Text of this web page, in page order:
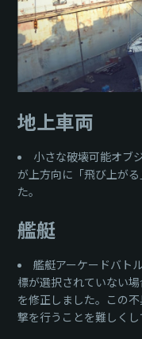
地上車両
小さな破壊可能オブ
が上方向に「飛び上が
た。
艦艇
艦艇アーケードバト
標が選択されていない
を修正しました。この
撃を行うことを難しく